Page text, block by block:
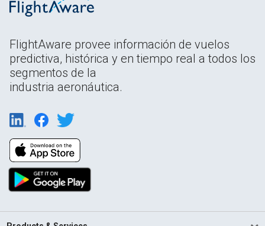
FlightAware provee información de vuelos
predictiva, histórica y en tiempo real a todos los
segmentos de la
industria aeronáutica.